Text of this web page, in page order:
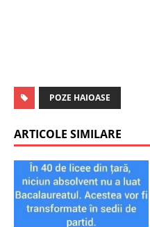
POZE HAIOASE
ARTICOLE SIMILARE